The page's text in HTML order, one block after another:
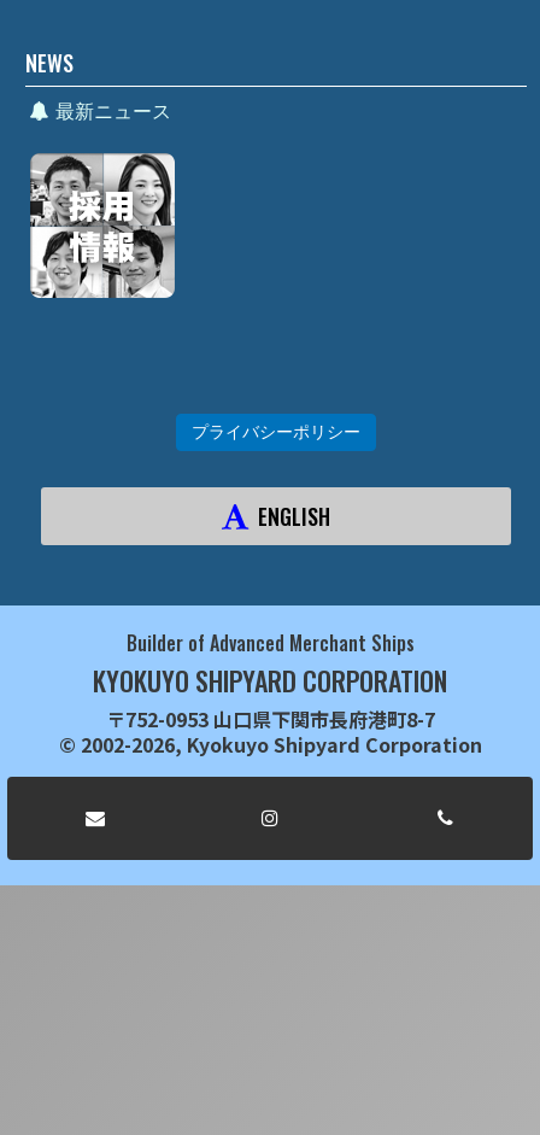
NEWS
最新ニュース
プライバシーポリシー
ENGLISH
Builder of Advanced Merchant Ships
KYOKUYO SHIPYARD CORPORATION
〒752-0953 山口県下関市長府港町8-7
© 2002-2026, Kyokuyo Shipyard Corporation